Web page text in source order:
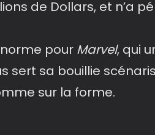
de Dollars, et n’a
pour Marvel, qui
sert sa bouillie
sur la forme.